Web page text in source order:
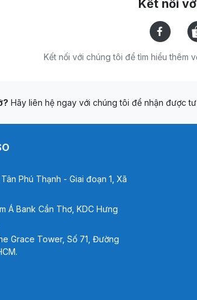
Kết nối
Kết nối với chúng tôi để tìm hiểu thêm
Hãy liên hệ ngay với chúng tôi để nhận được
Phú Thạnh - Giai đoạn 1, Xã
Á Bank Cần Thơ, KDC Hưng
Grace Tower, Số 71, Đường